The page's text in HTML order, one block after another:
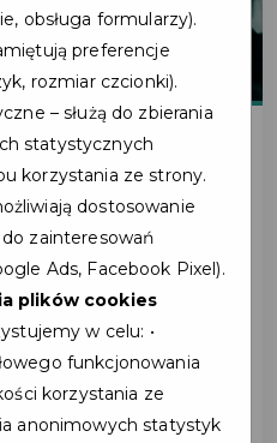
PROGRAMU
obsługa formularzy).
preferencje
rozmiar czcionki).
– służą do zbierania
statystycznych
korzystania ze strony.
dostosowanie
zainteresowań
Ads, Facebook Pixel).
plików cookies
w celu: •
funkcjonowania
korzystania ze
anonimowych statystyk